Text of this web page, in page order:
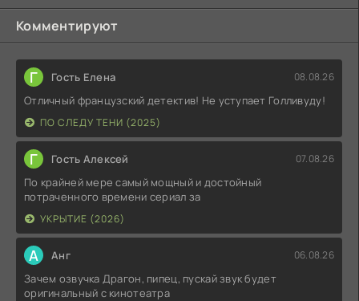
Комментируют
Г Гость Елена 08.08.26
Отличный французский детектив! Не уступает Голливуду!
ПО СЛЕДУ ТЕНИ (2025)
Г Гость Алексей 07.08.26
По крайней мере самый мощный и достойный
потраченного времени сериал за
УКРЫТИЕ (2026)
А Анг 06.08.26
Зачем озвучка Драгон, пипец, пускай звук будет
оригинальный с кинотеатра